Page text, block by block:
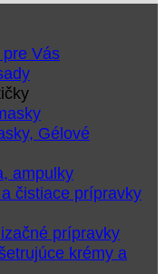
Vás
Gélové
ampulky
čistiace prípravky
prípravky
krémy a